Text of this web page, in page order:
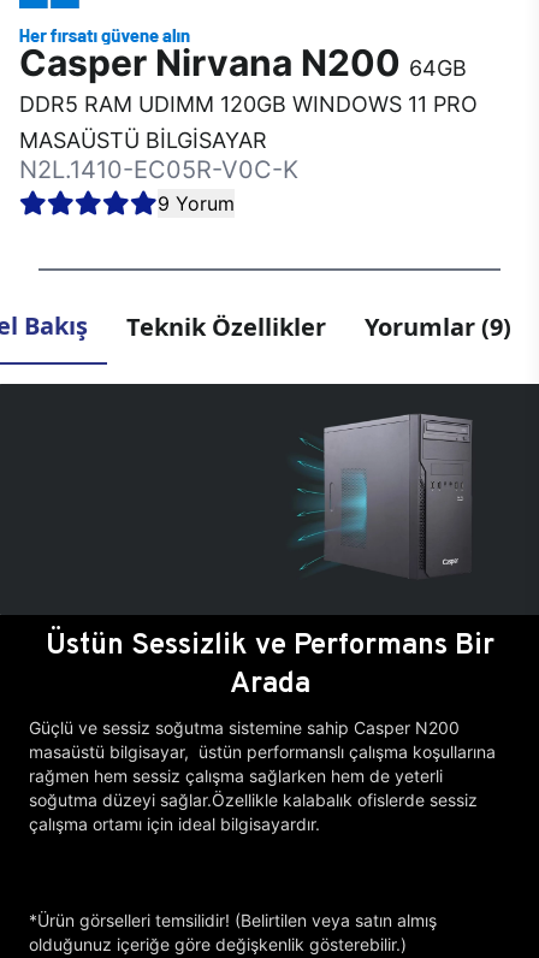
Casper Nirvana N200 64GB
DDR5 RAM UDIMM 120GB WINDOWS 11 PRO
MASAÜSTÜ BİLGİSAYAR
N2L.1410-EC05R-V0C-K
9 Yorum
Bakış Teknik Özellikler Yorumlar (9)
Üstün Sessizlik ve Performans Bir
Arada
Güçlü ve sessiz soğutma sistemine sahip Casper N200
masaüstü bilgisayar, üstün performanslı çalışma koşullarına
rağmen hem sessiz çalışma sağlarken hem de yeterli
soğutma düzeyi sağlar.Özellikle kalabalık ofislerde sessiz
çalışma ortamı için ideal bilgisayardır.
*Ürün görselleri temsilidir! (Belirtilen veya satın almış
olduğunuz içeriğe göre değişkenlik gösterebilir.)